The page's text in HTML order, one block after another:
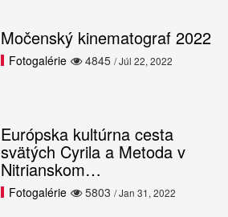
Močenský kinematograf 2022
4845
Fotogalérie / Júl 22, 2022
Európska kultúrna cesta
svätých Cyrila a Metoda v
Nitrianskom…
5803
Fotogalérie / Jan 31, 2022